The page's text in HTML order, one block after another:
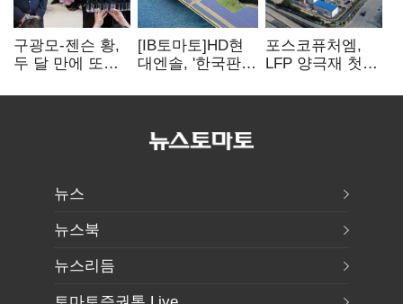
구광모-젠슨 황,
두 달 만에 또
등 논의
[IB토마토]HD현
대엔솔, '한국판
세액공제 선택이
포스코퓨처엠,
LFP 양극재 첫
ESS 시장 공략
뉴스
뉴스북
뉴스리듬